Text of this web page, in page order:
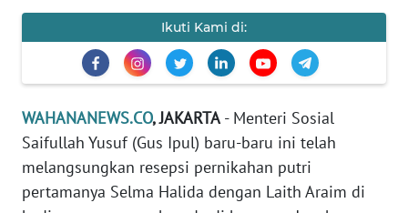
Ikuti Kami di:
WAHANANEWS.CO, JAKARTA- Menteri Sosial
Saifullah Yusuf (Gus Ipul) baru-baru ini telah
melangsungkan resepsi pernikahan putri
pertamanya Selma Halida dengan Laith Araim di
OLAHRAGA
EDITORIAL
Informasi
INDEKS